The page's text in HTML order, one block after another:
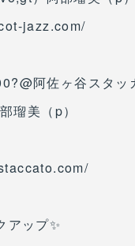
jazz.com/
阿佐ヶ谷スタッ
瑠美（p）
アップ✨